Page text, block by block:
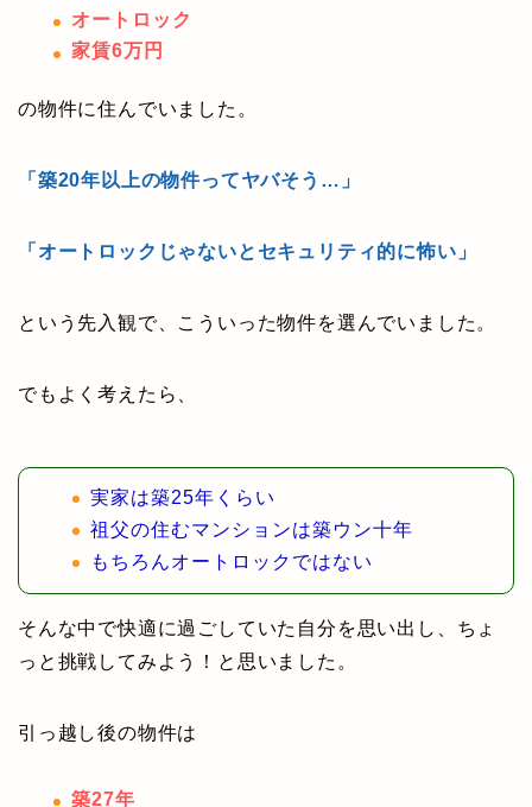
オートロック
家賃6万円
の物件に住んでいました。
「築20年以上の物件ってヤバそう…」
「オートロックじゃないとセキュリティ的に怖い」
という先入観で、こういった物件を選んでいました。
でもよく考えたら、
実家は築25年くらい
祖父の住むマンションは築ウン十年
もちろんオートロックではない
そんな中で快適に過ごしていた自分を思い出し、ちょ
っと挑戦してみよう！と思いました。
引っ越し後の物件は
築27年